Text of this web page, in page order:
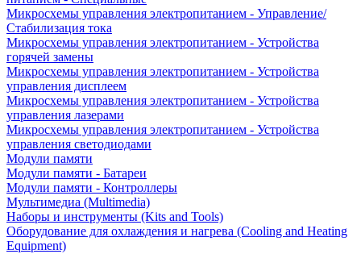
Микросхемы управления электропитанием - Управление/
Стабилизация тока
Микросхемы управления электропитанием - Устройства
горячей замены
Микросхемы управления электропитанием - Устройства
управления дисплеем
Микросхемы управления электропитанием - Устройства
управления лазерами
Микросхемы управления электропитанием - Устройства
управления светодиодами
Модули памяти
Модули памяти - Батареи
Модули памяти - Контроллеры
Мультимедиа (Multimedia)
Наборы и инструменты (Kits and Tools)
Оборудование для охлаждения и нагрева (Cooling and Heating
Equipment)